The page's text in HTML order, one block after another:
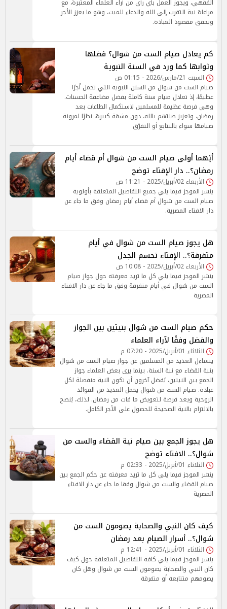
الفقهي، ويجوز العمل بأي رأي من آراء العلماء المعتبرة، مع
مراعاة نية التقرب إلى الله والدعاء للميت، وهو ما يعزز الأجر
ويحقق مقصود العبادة.
كم يعادل صيام الست من شوال؟ فضلها
وثوابها كما ورد في السنة النبوية
السبت 21/مارس/2026 - 01:15 ص
صيام الست من شوال من السنن النبوية التي تحمل أجرًا
عظيمًا، إذ تعادل صيام سنة كاملة بفضل مضاعفة الحسنات.
وهي فرصة عظيمة للمسلمين لاستكمال الطاعات بعد
رمضان، وتعزيز صلتهم بالله، دون مشقة كبيرة، نظرًا لمرونة
صيامها سواء بالتتابع أو التفرّق
أيّهما أولى صيام الست من شوال أم قضاء أيام
رمضان؟.. دار الإفتاء توضح
الأربعاء 02/أبريل/2025 - 11:21 ص
ينشر الموجز فيما يلي جميع التفاصيل المتعلقة بأولوية
صيام الست من شوال أم قضاء أيام رمضان وفق ما جاء عن
دار الافتاء المصرية.
هل يجوز صيام الست من شوال في أيام
متفرقة؟.. الإفتاء تحسم الجدل
الأربعاء 02/أبريل/2025 - 10:08 ص
ينشر الموجز فيما يلي كل ما تريد معرفته حول جواز صيام
الست من شوال في أيام متفرقة وفق ما جاء عن دار الافتاء
المصرية
حكم صيام الست من شوال بنيتين بين الجواز
والفضل وفقًا لآراء العلماء
الثلاثاء 01/أبريل/2025 - 07:20 م
يتساءل العديد من المسلمين عن جواز صيام الست من شوال
بنية القضاء مع نية السنة. بينما يرى بعض العلماء جواز
الجمع بين النيتين، يُفضل آخرون أن تكون النية منفصلة لكل
عبادة. صيام الست من شوال يحمل العديد من الفوائد
الروحية ويعد فرصة لتعويض ما فات من رمضان. لذلك، يُنصح
بالالتزام بالنية الصحيحة للحصول على الأجر الكامل.
هل يجوز الجمع بين صيام نية القضاء والست من
شوال؟.. الافتاء توضح
الثلاثاء 01/أبريل/2025 - 02:33 م
ينشر الموجز فيما يلي كل ما تريد معرفته عن حكم الجمع بين
صيام القضاء والست من شوال وفقا ما جاء عن دار الافتاء
المصرية
كيف كان النبي والصحابة يصومون الست من
شوال؟.. أسرار الصيام بعد رمضان
الثلاثاء 01/أبريل/2025 - 12:41 م
ينشر الموجز فيما يلي كافة التفاصيل المتعلقة حول كيف
كان النبي والصحابة يصومون الست من شوال وهل كان
يصومهم متتابعة أو متفرقة